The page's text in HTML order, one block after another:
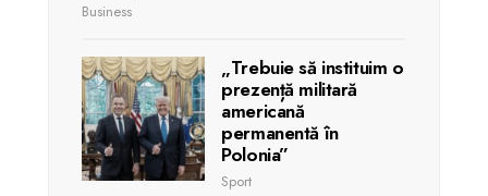
Business
„Trebuie să instituim o
prezență militară
americană
permanentă în
Polonia”
Sport